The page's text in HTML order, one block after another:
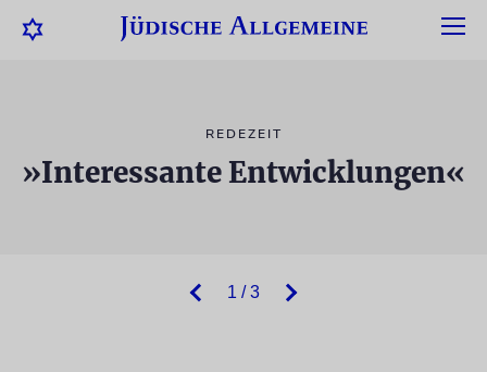
REDEZEIT
»Interessante Entwicklungen«
1 / 3